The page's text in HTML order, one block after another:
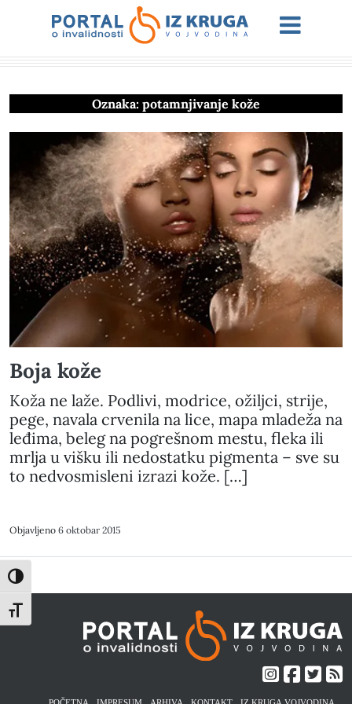
Toggle High Contrast
Toggle Font size
Oznaka: potamnjivanje kože
Boja kože
Koža ne laže. Podlivi, modrice, ožiljci, strije,
pege, navala crvenila na lice, mapa mladeža na
leđima, beleg na pogrešnom mestu, fleka ili
mrlja u višku ili nedostatku pigmenta – sve su
to nedvosmisleni izrazi kože. […]
Objavljeno 6 oktobar 2015